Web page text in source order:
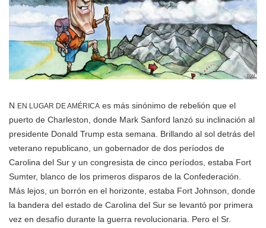
N EN LUGAR DE AMÉRICA es más sinónimo de rebelión que el
puerto de Charleston, donde Mark Sanford lanzó su inclinación al
presidente Donald Trump esta semana. Brillando al sol detrás del
veterano republicano, un gobernador de dos períodos de
Carolina del Sur y un congresista de cinco períodos, estaba Fort
Sumter, blanco de los primeros disparos de la Confederación.
Más lejos, un borrón en el horizonte, estaba Fort Johnson, donde
la bandera del estado de Carolina del Sur se levantó por primera
vez en desafío durante la guerra revolucionaria. Pero el Sr.